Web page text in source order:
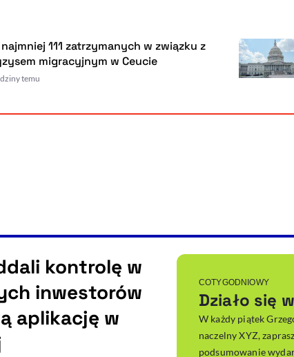
Sprawdź, jak i dlaczego
Deklaracja dostępności
111 zatrzymanych w związku z
migracyjnym w Ceucie
temu
kontrolę w
inwestorów
aplikację w